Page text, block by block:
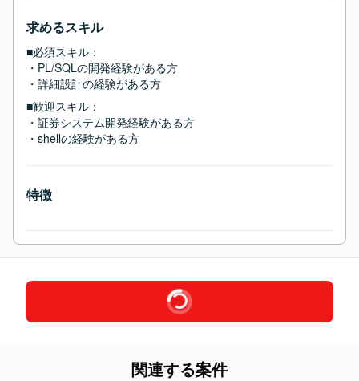
求めるスキル
■必須スキル：
・PL/SQLの開発経験がある方
・詳細設計の経験がある方
■歓迎スキル：
・証券システム開発経験がある方
・shellの経験がある方
特徴
関連する案件